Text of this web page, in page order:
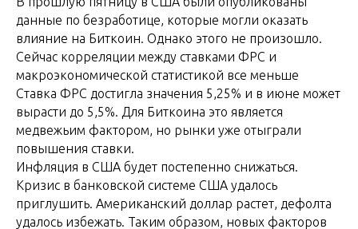
данные по безработице, которые могли оказать
влияние на Биткоин. Однако этого не произошло.
Сейчас корреляции между ставками ФРС и
макроэкономической статистикой все меньше
Ставка ФРС достигла значения 5,25% и в июне может
вырасти до 5,5%. Для Биткоина это является
медвежьим фактором, но рынки уже отыграли
повышения ставки.
Инфляция в США будет постепенно снижаться.
Кризис в банковской системе США удалось
приглушить. Американский доллар растет, дефолта
удалось избежать. Таким образом, новых факторов